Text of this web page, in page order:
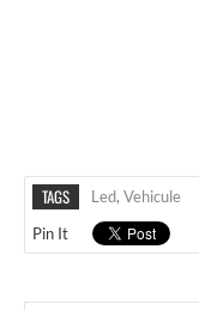
TAGS Led, Vehicule
Pin It